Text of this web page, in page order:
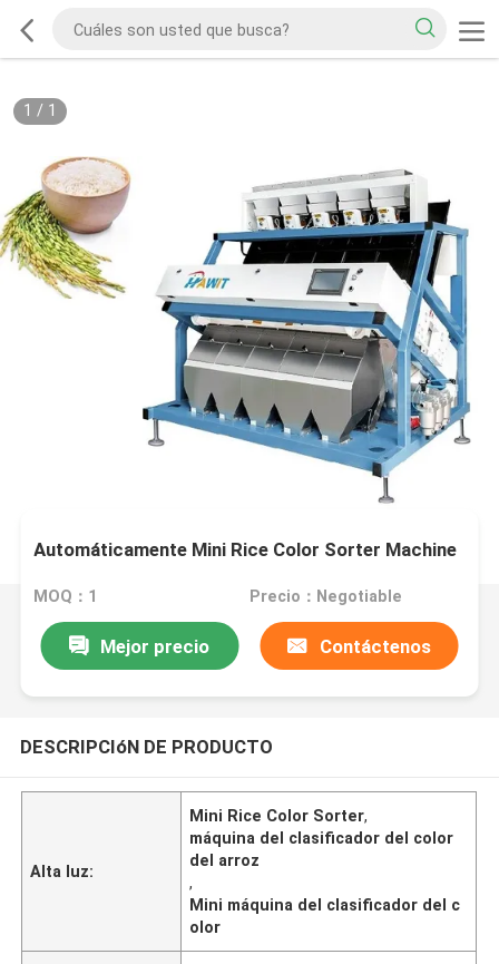
1 / 1
Automáticamente Mini Rice Color Sorter Machine
MOQ：1 Precio：Negotiable
Mejor precio Contáctenos
DESCRIPCIóN DE PRODUCTO
Alta luz:
Mini Rice Color Sorter,
máquina del clasificador del color
del arroz
,
Mini máquina del clasificador del c
olor